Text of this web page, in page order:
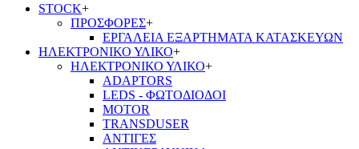
STOCK+
ΠΡΟΣΦΟΡΕΣ+
ΕΡΓΑΛΕΙΑ ΕΞΑΡΤΗΜΑΤΑ ΚΑΤΑΣΚΕΥΩΝ
ΗΛΕΚΤΡΟΝΙΚΟ ΥΛΙΚΟ+
ΗΛΕΚΤΡΟΝΙΚΟ ΥΛΙΚΟ+
ADAPTORS
LEDS - ΦΩΤΟΔΙΟΔΟΙ
MOTOR
TRANSDUSER
ΑΝΤΙΓΕΣ